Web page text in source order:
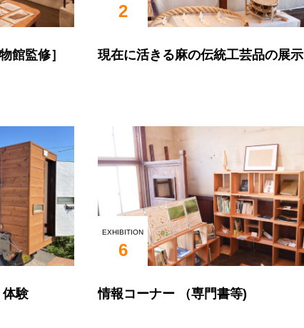
館監修］
2
現在に活きる麻の伝統工芸品の展示
体験
EXHIBITION
6
情報コーナー （専門書等)